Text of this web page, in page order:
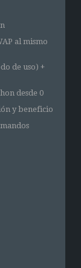
al mismo
de uso) +
desde 0
y beneficio